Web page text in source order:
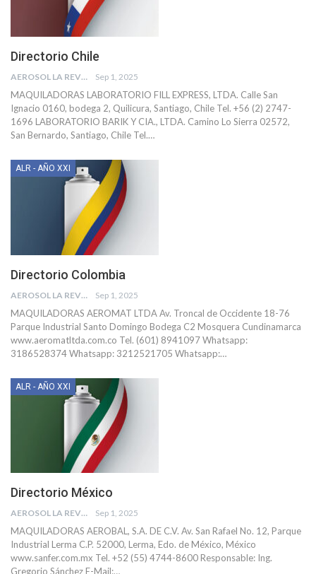
Directorio Chile
AEROSOL LA REVISTA Sep 1, 2025
MAQUILADORAS LABORATORIO FILL EXPRESS, LTDA. Calle San
Ignacio 0160, bodega 2, Quilicura, Santiago, Chile Tel. +56 (2) 2747-
1696 LABORATORIO BARIK Y CIA., LTDA. Camino Lo Sierra 02572,
San Bernardo, Santiago, Chile Tel.…
ALR - AÑO XXI
Directorio Colombia
AEROSOL LA REVISTA Sep 1, 2025
MAQUILADORAS AEROMAT LTDAAv. Troncal de Occidente 18-76
Parque Industrial Santo Domingo Bodega C2 Mosquera Cundinamarca
www.aeromatltda.com.co Tel. (601) 8941097Whatsapp:
3186528374Whatsapp: 3212521705 Whatsapp:…
ALR - AÑO XXI
Directorio México
AEROSOL LA REVISTA Sep 1, 2025
MAQUILADORAS AEROBAL, S.A. DE C.V. Av. San Rafael No. 12, Parque
Industrial Lerma C.P. 52000, Lerma, Edo. de México, México
www.sanfer.com.mx Tel. +52 (55) 4744-8600 Responsable: Ing.
Gregorio Sánchez E-Mail:…